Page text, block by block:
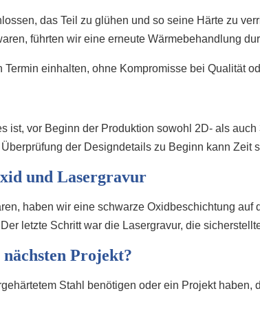
das Teil zu glühen und so seine Härte zu
führten wir eine erneute Wärmebehandlung
einhalten, ohne Kompromisse bei Qualität
ist, vor Beginn der Produktion sowohl 2D- als
der Designdetails zu Beginn kann
und Lasergravur
haben wir eine schwarze Oxidbeschichtung
letzte Schritt war die Lasergravur, die
Projekt?
Stahl benötigen oder ein Projekt haben,